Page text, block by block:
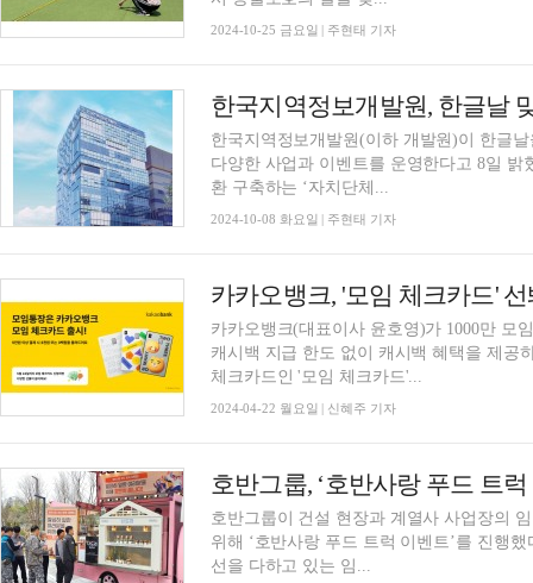
2024-10-25 금요일 | 주현태 기자
한국지역정보개발원, 한글날
한국지역정보개발원(이하 개발원)이 한글
다양한 사업과 이벤트를 운영한다고 8일 밝혔다. 먼저 개발원은 오래된 토지대장을
환 구축하는 ‘자치단체...
2024-10-08 화요일 | 주현태 기자
카카오뱅크(대표이사 윤호영)가 1000만 모
캐시백 지급 한도 없이 캐시백 혜택을 제공
체크카드인 '모임 체크카드'...
2024-04-22 월요일 | 신혜주 기자
호반그룹이 건설 현장과 계열사 사업장의 임직원 사기 진
위해 ‘호반사랑 푸드 트럭 이벤트’를 진행
선을 다하고 있는 임...